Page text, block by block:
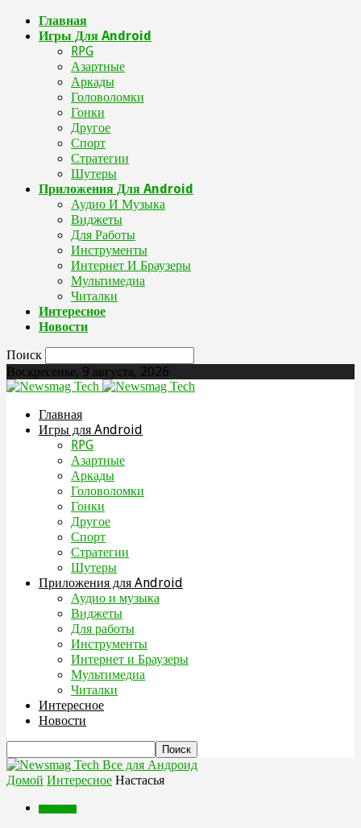
Главная
Игры Для Android
RPG
Азартные
Аркады
Головоломки
Гонки
Другое
Спорт
Стратегии
Шутеры
Приложения Для Android
Аудио И Музыка
Виджеты
Для Работы
Инструменты
Интернет И Браузеры
Мультимедиа
Читалки
Интересное
Новости
Поиск
Воскресенье, 9 августа, 2026
Главная
Игры для Android
RPG
Азартные
Аркады
Головоломки
Гонки
Другое
Спорт
Стратегии
Шутеры
Приложения для Android
Аудио и музыка
Виджеты
Для работы
Инструменты
Интернет и Браузеры
Мультимедиа
Читалки
Интересное
Новости
Все для Андроид
Домой Интересное Настасья